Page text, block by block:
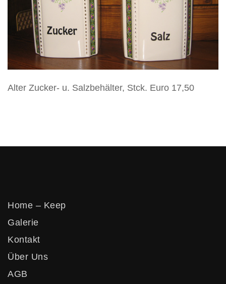
Vertikos
Alter Zucker- u. Salzbehälter, Stck. Euro 17,50
Home – Keep
Galerie
Kontakt
Über Uns
AGB